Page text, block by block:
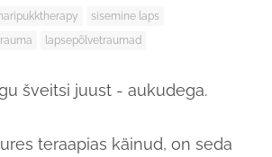
sisemine laps
lapsepõlvetraumad
šveitsi juust - aukudega.
teraapias käinud, on seda